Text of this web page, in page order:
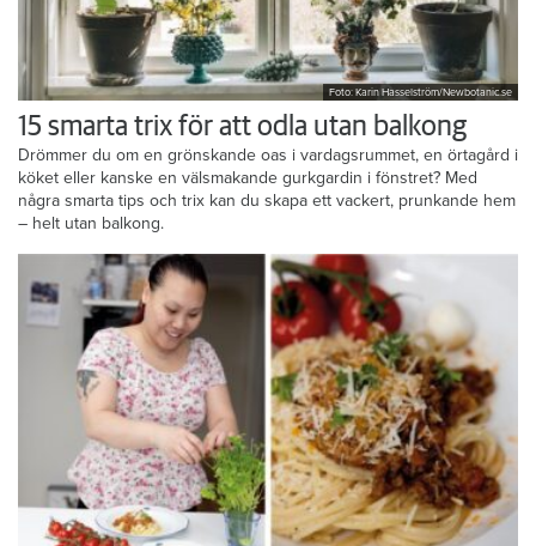
Foto: Karin Hasselström/Newbotanic.se
15 smarta trix för att odla utan balkong
Drömmer du om en grönskande oas i vardagsrummet, en örtagård i
köket eller kanske en välsmakande gurkgardin i fönstret? Med
några smarta tips och trix kan du skapa ett vackert, prunkande hem
– helt utan balkong.